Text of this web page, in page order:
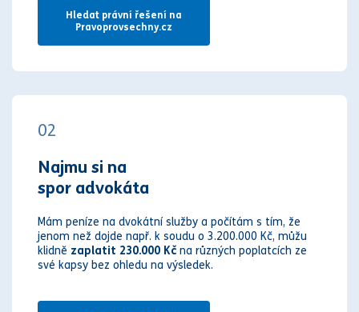
Hledat právní řešení na
Pravoprovsechny.cz
02
Najmu si na
spor advokáta
Mám peníze na dvokátní služby a počítám s tím, že
jenom než dojde např. k soudu o 3.200.000 Kč, můžu
klidně zaplatit 230.000 Kč na různých poplatcích ze
své kapsy bez ohledu na výsledek.